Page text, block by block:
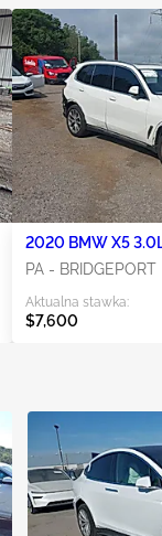
2020 BMW X5
PA - BRIDGEPORT
Aktualna stawka:
$7,600